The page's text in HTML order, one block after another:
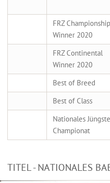
FRZ Championship
Winner 2020
FRZ Continental
Winner 2020
Best of Breed
Best of Class
Nationales
Championat
TITEL - NATIONALES